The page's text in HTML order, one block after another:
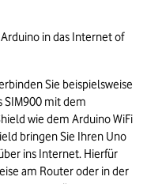
in das Internet of
Sie beispielsweise
SIM900 mit dem
wie dem Arduino WiFi
bringen Sie Ihren Uno
ins Internet. Hierfür
am Router oder in der